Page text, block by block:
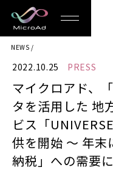
MicroAd
-
the
Future
Life
NEWS
2022.10.25 PRESS
マイクロアド、
タを活用した 地
ビス「
供を開始 〜 年末
納税」への需要